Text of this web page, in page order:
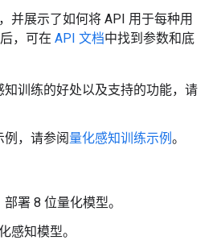
并展示了如何将 API 用于每种用
，可在 API 文档中找到参数和底
知训练的好处以及支持的功能，请
，请参阅量化感知训练示例 。
署 8 位量化模型。
感知模型。